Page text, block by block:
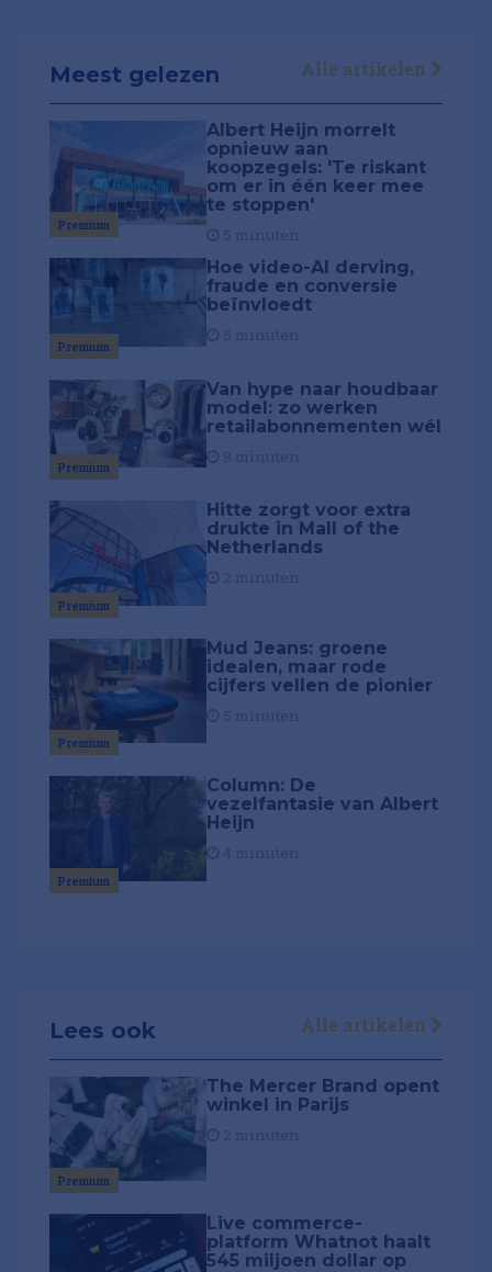
Meest gelezen Alle artikelen
Premium
Albert Heijn morrelt
opnieuw aan
koopzegels: 'Te riskant
om er in één keer mee
te stoppen'
Premium
Hoe video-AI derving,
fraude en conversie
beïnvloedt
Premium
Van hype naar houdbaar
model: zo werken
retailabonnementen wél
Premium
Hitte zorgt voor extra
drukte in Mall of the
Netherlands
Premium
Mud Jeans: groene
idealen, maar rode
cijfers vellen de pionier
Premium
Column: De
vezelfantasie van Albert
Heijn
Lees ook Alle artikelen
Premium
The Mercer Brand opent
winkel in Parijs
Live commerce-
platform Whatnot haalt
545 miljoen dollar op